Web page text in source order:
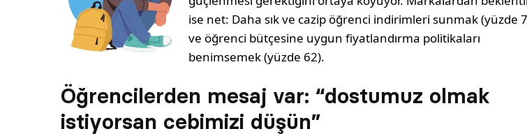
ise net: Daha sık ve cazip öğrenci indirimleri sunmak (yüzde
ve öğrenci bütçesine uygun fiyatlandırma politikaları
benimsemek (yüzde 62).
Öğrencilerden mesaj var: “dostumuz olmak
istiyorsan cebimizi düşün”